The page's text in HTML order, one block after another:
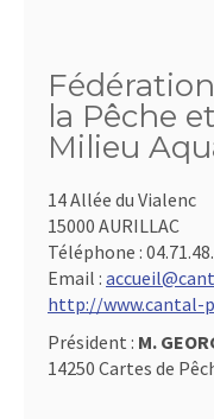
la Pêche
Milieu
14 Allée du Vialenc
15000 AURILLAC
Téléphone :
Email :
http://www.cantal-
Président : M.
14250 Cartes de